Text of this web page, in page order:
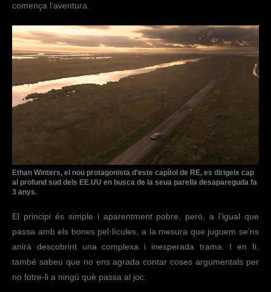
comença l’aventura.
Ethan Winters, el nou protagonista d’este capítol de RE, es dirigeix cap
al profund sud dels EE.UU en busca de la seua parella desapareguda fa
3 anys.
El principi és simple i aparentment pobre, però, a l’igual que
passa amb els bones pel·lícules, a la mesura que juguem se’ns
anirà descobrint una complexa i inesperada trama. I en fi,
també sabeu que no ens agrada contar coses argumentals per
no fotre-li a ningú què passa al joc.